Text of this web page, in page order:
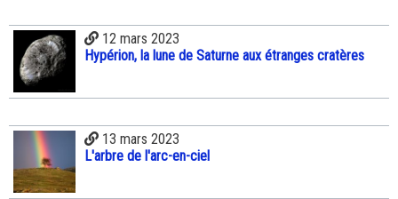
12 mars 2023
Hypérion, la lune de Saturne aux étranges cratères
13 mars 2023
L'arbre de l'arc-en-ciel